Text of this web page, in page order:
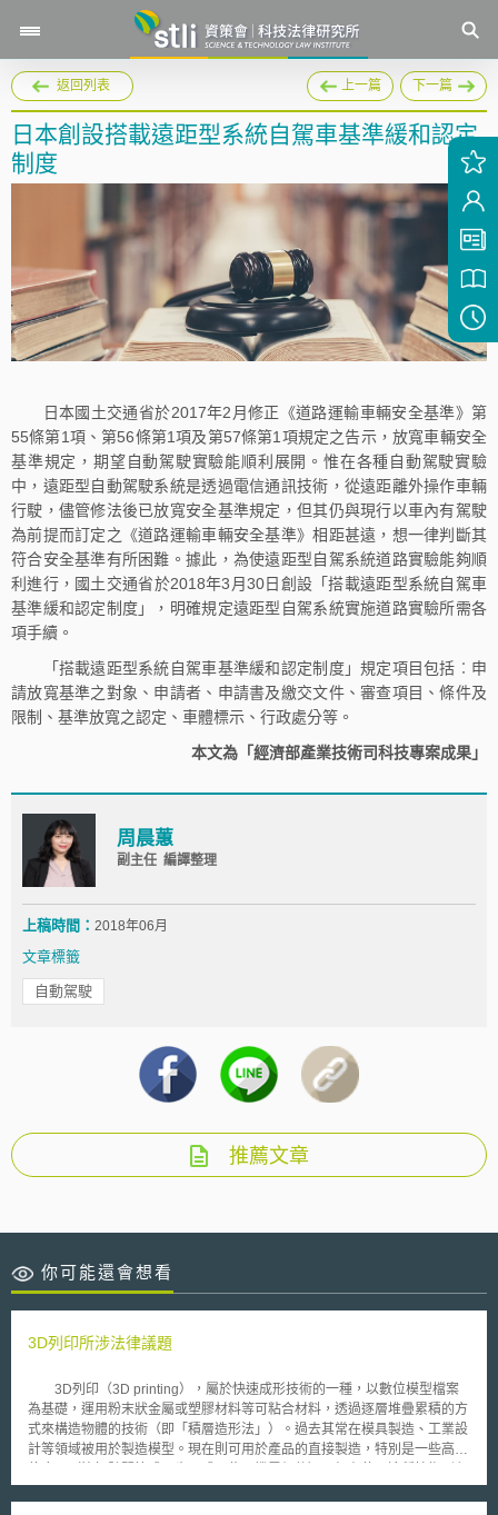
返回列表 上一篇 下一篇
日本創設搭載遠距型系統自駕車基準緩和認定
制度
日本國土交通省於2017年2月修正《道路運輸車輛安全基準》第
55條第1項、第56條第1項及第57條第1項規定之告示，放寬車輛安全
基準規定，期望自動駕駛實驗能順利展開。惟在各種自動駕駛實驗
中，遠距型自動駕駛系統是透過電信通訊技術，從遠距離外操作車輛
行駛，儘管修法後已放寬安全基準規定，但其仍與現行以車內有駕駛
為前提而訂定之《道路運輸車輛安全基準》相距甚遠，想一律判斷其
符合安全基準有所困難。據此，為使遠距型自駕系統道路實驗能夠順
利進行，國土交通省於2018年3月30日創設「搭載遠距型系統自駕車
基準緩和認定制度」，明確規定遠距型自駕系統實施道路實驗所需各
項手續。
「搭載遠距型系統自駕車基準緩和認定制度」規定項目包括︰申
請放寬基準之對象、申請者、申請書及繳交文件、審查項目、條件及
限制、基準放寬之認定、車體標示、行政處分等。
本文為「經濟部產業技術司科技專案成果」
周晨蕙
副主任 編譯整理
上稿時間： 2018年06月
文章標籤
自動駕駛
推薦文章
你可能還會想看
3D列印所涉法律議題
3D列印（3D printing），屬於快速成形技術的一種，以數位模型檔案
為基礎，運用粉末狀金屬或塑膠材料等可粘合材料，透過逐層堆疊累積的方
式來構造物體的技術（即「積層造形法」）。過去其常在模具製造、工業設
計等領域被用於製造模型。現在則可用於產品的直接製造，特別是一些高價
而成的零組件，技術漸漸成熟普及。 3D列印通常是採用數位技術材料